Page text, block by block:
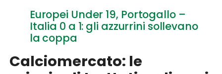
Europei Under 19, Portogallo –
Italia 0 a 1: gli azzurrini sollevano
la coppa
Calciomercato: le